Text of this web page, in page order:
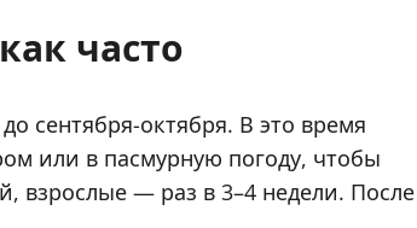
часто
сентября-октября. В это время
или в пасмурную погоду, чтобы
взрослые — раз в 3–4 недели. После